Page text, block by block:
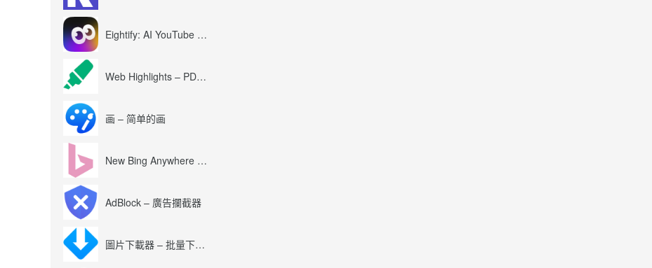
Eightify: AI YouTube Summary with ChatGPT
Web Highlights – PDF & Web Highlighter
画 – 简单的画
New Bing Anywhere (Bing Chat GPT-4)
AdBlock – 廣告攔截器
圖片下載器 – 批量下載圖片